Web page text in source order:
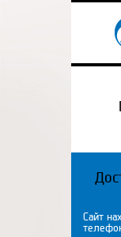
Сайт